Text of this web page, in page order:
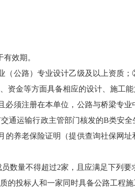
效期。
公路）专业设计乙级及以上资质
资金等方面具备相应的设计、施工能
须注册在本单位，公路与桥梁专
通运输行政主管部门核发的B类安
养老保险证明（提供查询社保网
数量不得超过2家，且应满足下列要
的投标人和一家同时具备公路工程